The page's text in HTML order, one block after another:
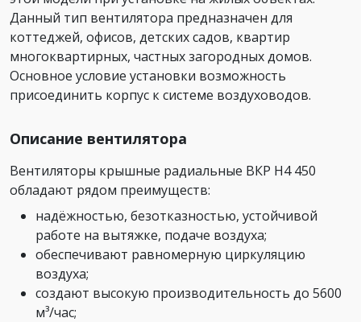
Данный тип вентилятора предназначен для
коттеджей, офисов, детских садов, квартир
многоквартирных, частных загородных домов.
Основное условие установки возможность
присоединить корпус к системе воздуховодов.
Описание вентилятора
Вентиляторы крышные радиальные ВКР Н4 450
обладают рядом преимуществ:
надёжностью, безотказностью, устойчивой
работе на вытяжке, подаче воздуха;
обеспечивают равномерную циркуляцию
воздуха;
создают высокую производительность до 5600
м³/час;